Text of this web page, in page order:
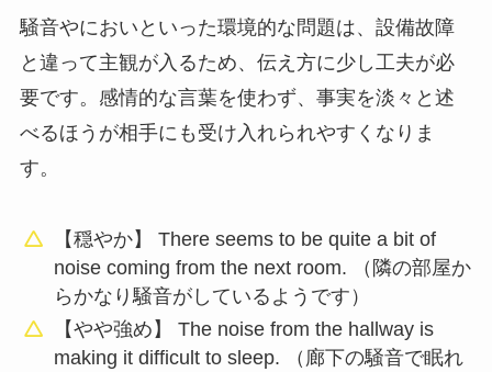
騒音やにおいといった環境的な問題は、設備故障
と違って主観が入るため、伝え方に少し工夫が必
要です。感情的な言葉を使わず、事実を淡々と述
べるほうが相手にも受け入れられやすくなりま
す。
【穏やか】 There seems to be quite a bit of
noise coming from the next room. （隣の部屋か
らかなり騒音がしているようです）
【やや強め】 The noise from the hallway is
making it difficult to sleep. （廊下の騒音で眠れ